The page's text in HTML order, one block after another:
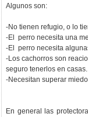
Algunos son:
-No tienen refugio, o lo
-El perro necesita una
-El perro necesita
-Los cachorros son
seguro tenerlos en casas.
-Necesitan superar
En general las